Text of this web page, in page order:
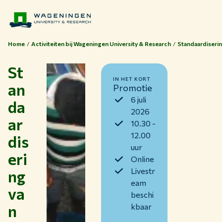
Thema's
Studeren bij WUR
Samenwerken met WUR
Home Activiteiten bij Wageningen University & Research
St
an
da
ar
dis
eri
ng
va
n
Promotie
IN HET KORT
6 juli
2026
10.30 -
12.00
uur
Online
Livestr
eam
beschi
kbaar